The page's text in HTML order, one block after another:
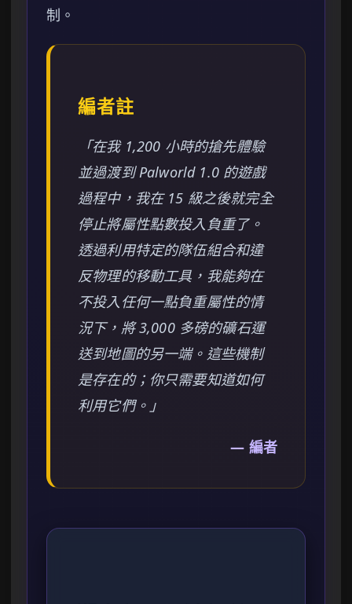
制。
編者註
「在我 1,200 小時的搶先體驗
並過渡到 Palworld 1.0 的遊戲
過程中，我在 15 級之後就完全
停止將屬性點數投入負重了。
透過利用特定的隊伍組合和違
反物理的移動工具，我能夠在
不投入任何一點負重屬性的情
況下，將 3,000 多磅的礦石運
送到地圖的另一端。這些機制
是存在的；你只需要知道如何
利用它們。」
— 編者